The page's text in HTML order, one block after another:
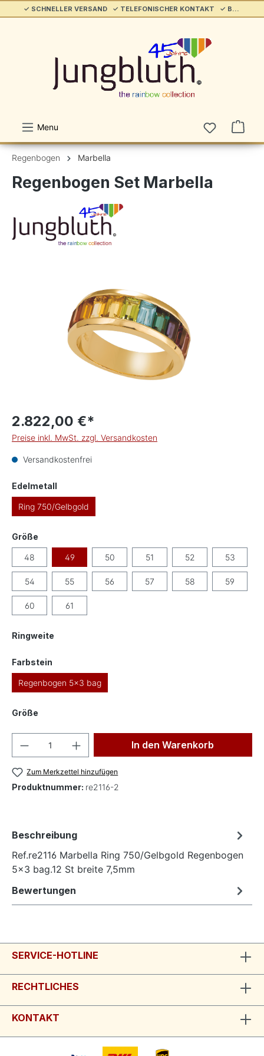
springen ✓ SCHNELLER VERSAND ✓ TELEFONISCHER KONTAKT ✓ BELIEBT & ETABLIERT ✓ SERVICE/HILFE
Menu
Regenbogen Marbella
Regenbogen Set Marbella
2.822,00 €*
Preise inkl. MwSt. zzgl. Versandkosten
Versandkostenfrei
Edelmetall
Ring 750/Gelbgold
Größe
48 49 50 51 52 53
54 55 56 57 58 59
60 61
Ringweite
Farbstein
Regenbogen 5x3 bag
Größe
Produkt Anzahl: Gib den gewünschten
In den Warenkorb
Zum Merkzettel hinzufügen
Produktnummer: re2116-2
Beschreibung
Ref.re2116 Marbella Ring 750/Gelbgold Regenbogen
5x3 bag.12 St breite 7,5mm
Bewertungen
SERVICE-HOTLINE
RECHTLICHES
KONTAKT